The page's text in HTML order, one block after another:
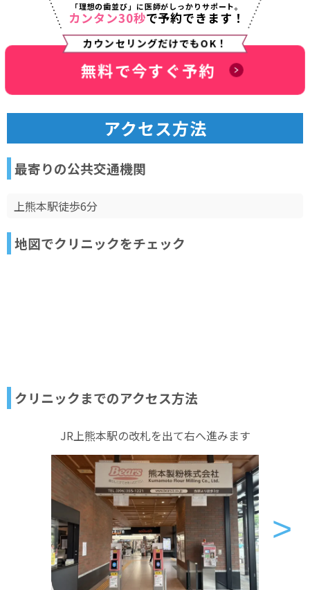
「理想の歯並び」に医師がしっかりサポート。
カンタン30秒で予約できます！
カウンセリングだけでもOK！
無料で今すぐ予約
アクセス方法
最寄りの公共交通機関
上熊本駅徒歩6分
地図でクリニックをチェック
クリニックまでのアクセス方法
JR上熊本駅の改札を出て右へ進みます
>